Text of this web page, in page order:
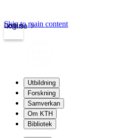
kth.se
Login
Skip to main content
Utbildning
Forskning
Samverkan
Om KTH
Bibliotek